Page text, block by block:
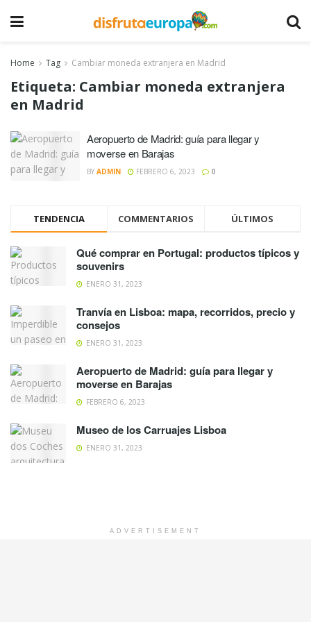
Home Tag Cambiar moneda extranjera en Madrid
Etiqueta: Cambiar moneda extranjera
en Madrid
Aeropuerto de Madrid: guía para llegar y
moverse en Barajas
BY ADMIN FEBRERO 6, 2023 0
TENDENCIA COMMENTARIOS ÚLTIMOS
Qué comprar en Portugal: productos típicos y
souvenirs
ENERO 31, 2023
Tranvía en Lisboa: mapa, recorridos, precio y
consejos
ENERO 31, 2023
Aeropuerto de Madrid: guía para llegar y
moverse en Barajas
FEBRERO 6, 2023
Museo de los Carruajes Lisboa
ENERO 31, 2023
ADVERTISEMENT